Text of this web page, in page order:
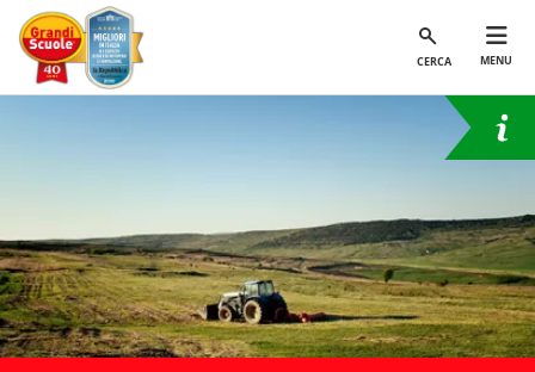
CERCA MENU